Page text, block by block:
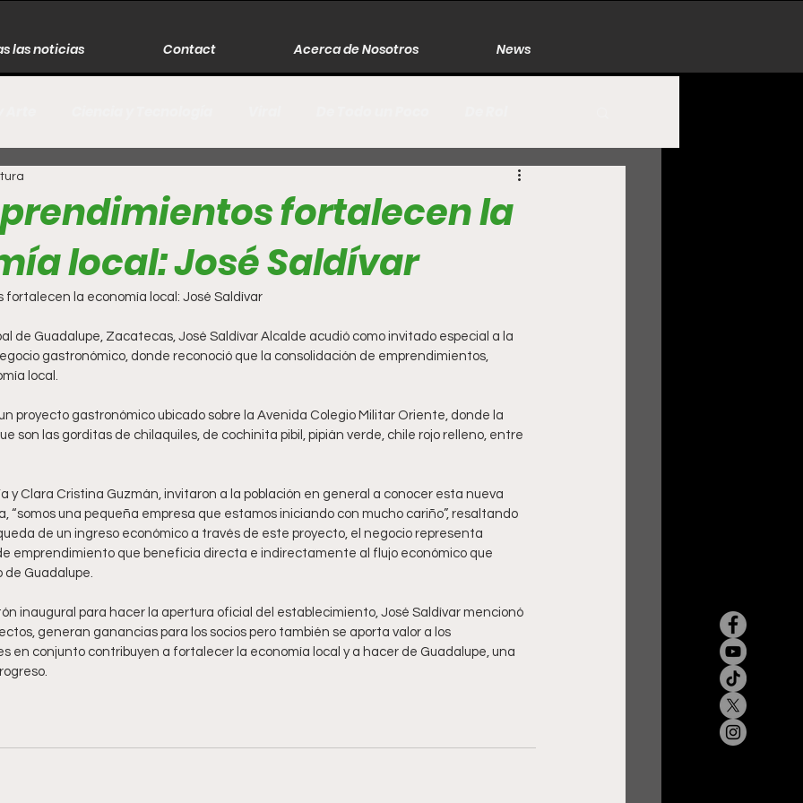
las noticias Contact Acerca de Nosotros News
Naturaleza
Literatura Internacional Moda Cine Zacatecas
Espectáculos David Monreal Ávila
fortalecen la
local: José Saldívar
fortalecen la economía local: José Saldívar
de Guadalupe, Zacatecas, José Saldívar Alcalde acudió como invitado especial a la
gastronómico, donde reconoció que la consolidación de emprendimientos,
local.
un proyecto gastronómico ubicado sobre la Avenida Colegio Militar Oriente, donde la
son las gorditas de chilaquiles, de cochinita pibil, pipián verde, chile rojo relleno, entre
y Clara Cristina Guzmán, invitaron a la población en general a conocer esta nueva
“somos una pequeña empresa que estamos iniciando con mucho cariño”, resaltando
de un ingreso económico a través de este proyecto, el negocio representa
emprendimiento que beneficia directa e indirectamente al flujo económico que
de Guadalupe.
inaugural para hacer la apertura oficial del establecimiento, José Saldívar mencionó
generan ganancias para los socios pero también se aporta valor a los
en conjunto contribuyen a fortalecer la economía local y a hacer de Guadalupe, una